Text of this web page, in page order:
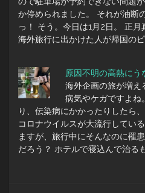
か停められました。 それが油断
っ！ そう。今日は1月2日。 正
海外旅行に出かけた人が帰国のピ
原因不明の高熱にう
海外企画の旅が増え
病気やケガですよね
り、伝染病にかかったりしたら
コロナウイルスが大流行してい
ますが、旅行中にそんなのに罹
だろう？ ホテルで寝込んで治る